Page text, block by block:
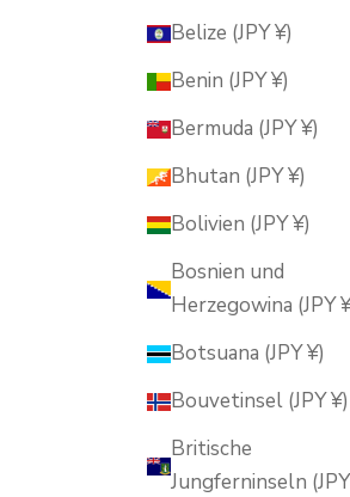
Belize (JPY ¥)
Benin (JPY ¥)
Bermuda (JPY ¥)
Bhutan (JPY ¥)
Bolivien (JPY ¥)
Bosnien und
Herzegowina (JPY
Botsuana (JPY ¥)
Bouvetinsel (JPY ¥)
Britische
Jungferninseln